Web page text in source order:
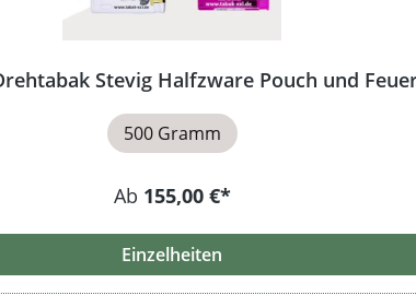
Stevig Halfzware Pouch und
500 Gramm
Ab 155,00 €*
Einzelheiten